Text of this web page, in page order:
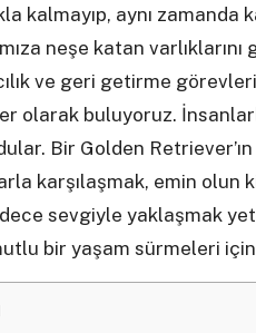
kalmayıp, aynı
neşe katan
ve geri getirme
olarak buluyoruz.
Bir Golden
karşılaşmak, emin olun
sevgiyle yaklaşmak
bir yaşam sürmeleri